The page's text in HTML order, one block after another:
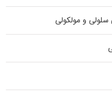
و مولکولی